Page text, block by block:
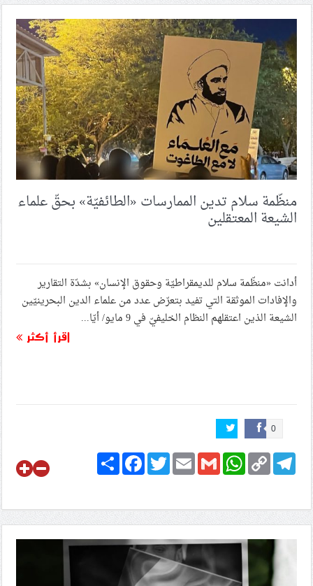
منظّمة سلام تدين الممارسات «الطائفيّة» بحقّ علماء
الشيعة المعتقلين
أدانت «منظّمة سلام للديمقراطيّة وحقوق الإنسان» بشدّة التقارير
والإفادات الموثقة التي تفيد بتعرّض عدد من علماء الدين البحرينيّين
الشيعة الذين اعتقلهم النظام الخليفيّ في 9 مايو/ أيّا...
اقرأ أكثر
0
ShareFacebookTwitterEmailGmail
WhatsApp Copy
Link
Telegram